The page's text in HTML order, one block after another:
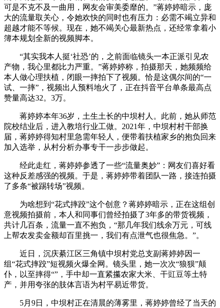
可是不克不及一曲用，网友会审美委靡的。”蒋婷婷暗示，庞
大的流量取关心，令她欢快的同时也有压力：必需不竭立异和
超越才能不等候。现在，她不竭关心最新热点，还经常拿着小
簿本规划全新的视频脚本。
“其实我本人挺‘社恐’的，之前面临镜头一本正派引见农
产物，我心里都比力严重。”蒋婷婷称，拍摄那天，她频频给
本人做心理扶植，闭眼一摔拍下了视频。恰是这偶尔间的“一
试、一摔”，视频出人预料地火了，正在抖音平台单条最高点
赞量高达32。3万。
蒋婷婷本年36岁，土生土长的中坝村人。此前，她从师范
院校结业后，进入教培行业工做。2021年，中坝村村干部换
届，蒋婷婷得知村里急需年轻人，便带着扶植家乡的抱负回来
加入选举，从村分析办事专干一步步做起。
经此走红，蒋婷婷参透了一些“流量奥妙”：网友们喜好看
这种反差感强的视频。于是，蒋婷婷带着团队一路，接连拍摄
了多条“被踢转场”视频。
为啥想到“花式摔跤”这个创意？蒋婷婷暗示，正在这组创
意视频拍摄前，本人和同事们曾经拍摄了3年多的带货视频，
共计几百条，流量一直不抱负，“那几年我们线余万元，可线
上帮农发卖金额却百里挑一，我们有点泄气也很焦急。”。
近日，沉庆綦江区三角镇中坝村党总支副蒋婷婷因一
组“花式摔跤”短视频火爆全网。镜头里，她一次次“狼狈”颠
仆，以至摔得“”，手中却一直紧攥农家大米、干豇豆等土特
产，并用夸张的肢体言语为村平易近带货。
5月9日，中坝村正在清晨的薄雾里，蒋婷婷曾经了当天的